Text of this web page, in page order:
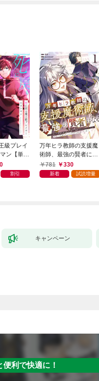
級プレイ
ン【単行
割引
万年ヒラ教師の支援魔
術師、最強の賢者にな
る～不人気の支援魔術
師は給料泥棒だと魔術
781 330
新着 試読増量
キャンペーン
利で快適に！